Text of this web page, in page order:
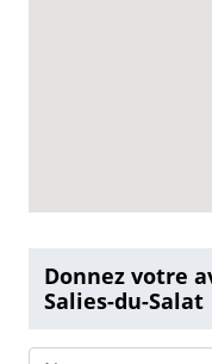
Donnez votre
Salies-du-Salat